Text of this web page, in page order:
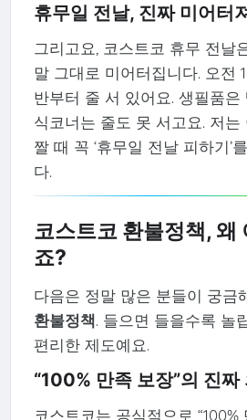
휴무일 전날, 진짜 미어터
그리고요, 코스트코 휴무 전날
말 그대로 미어터집니다. 오전
반부터 줄 서 있어요. 생필품은
식코너는 줄도 못 서고요. 저는
짤 때 꼭 ‘휴무일 전날 피하기’
다.
코스트코 환불정책, 왜
죠?
다음은 정말 많은 분들이 궁금
환불정책. 들으면 들을수록 놀
편리한 제도예요.
“100% 만족 보장”의 진짜
코스트코는 공식적으로 “100%